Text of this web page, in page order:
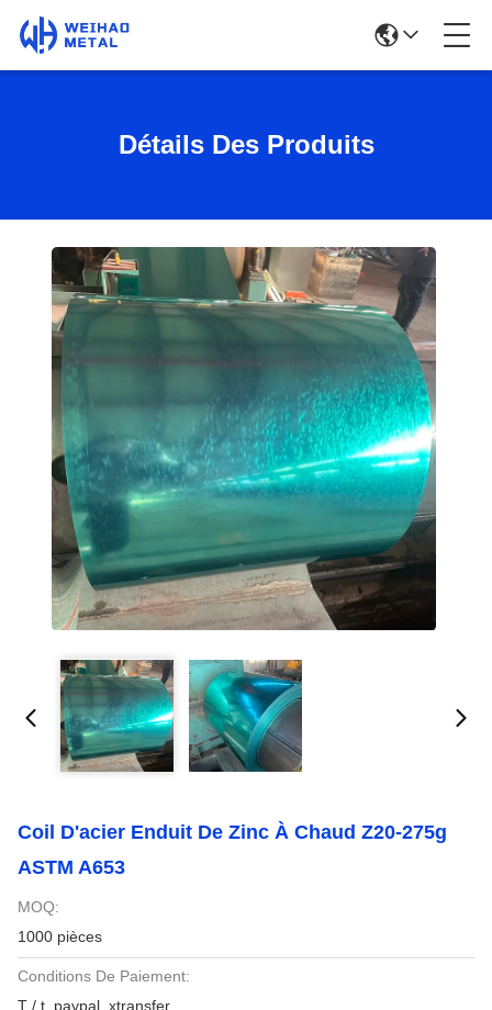
Détails Des Produits
Coil D'acier Enduit De Zinc À Chaud Z20-275g
ASTM A653
MOQ:
1000 pièces
Conditions De Paiement:
T / t, paypal, xtransfer